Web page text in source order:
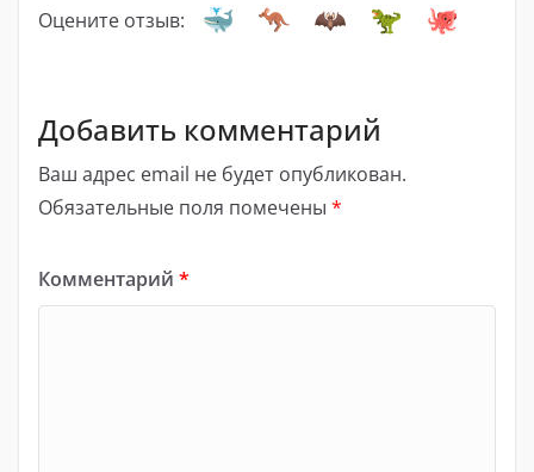
Оцените отзыв:
Добавить комментарий
Ваш адрес email не будет опубликован.
Обязательные поля помечены *
Комментарий *